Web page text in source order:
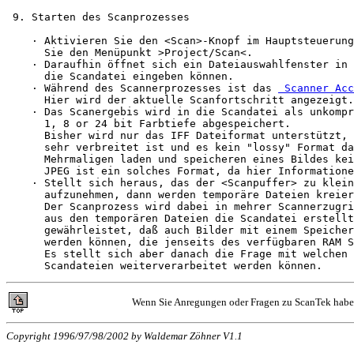
9. Starten des Scanprozesses
· Aktivieren Sie den <Scan>-Knopf im
      Sie den Menüpunkt >Project/Scan<.
· Daraufhin öffnet sich ein Dateiauswahlfenster in
      die Scandatei eingeben können.
    · Während des Scannerprozesses ist das
Scanner
      Hier wird der aktuelle Scanfortschritt angezeigt.
· Das Scanergebis wird in die Scandatei als
      1, 8 or 24 bit Farbtiefe abgespeichert.
Bisher wird nur das IFF Dateiformat unterstützt,
sehr verbreitet ist und es kein "lossy" Format
Mehrmaligen laden und speicheren eines Bildes
JPEG ist ein solches Format, da hier
· Stellt sich heraus, das der <Scanpuffer> zu
aufzunehmen, dann werden temporäre Dateien
Der Scanprozess wird dabei in mehrer
aus den temporären Dateien die Scandatei
gewährleistet, daß auch Bilder mit einem
werden können, die jenseits des verfügbaren RAM
Es stellt sich aber danach die Frage mit welchen
Wenn Sie Anregungen oder Fragen zu ScanTek
Copyright 1996/97/98/2002 by Waldemar Zöhner V1.1